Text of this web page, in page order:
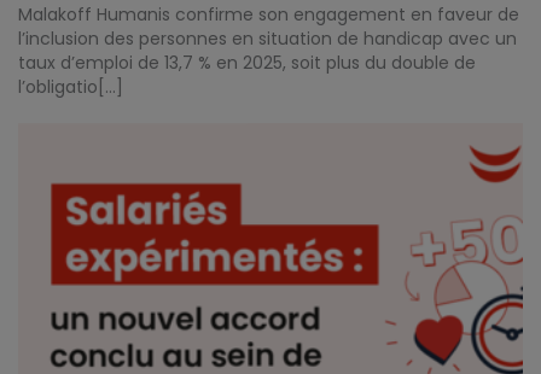
Malakoff Humanis confirme son engagement en faveur de
l’inclusion des personnes en situation de handicap avec un
taux d’emploi de 13,7 % en 2025, soit plus du double de
l’obligatio[...]